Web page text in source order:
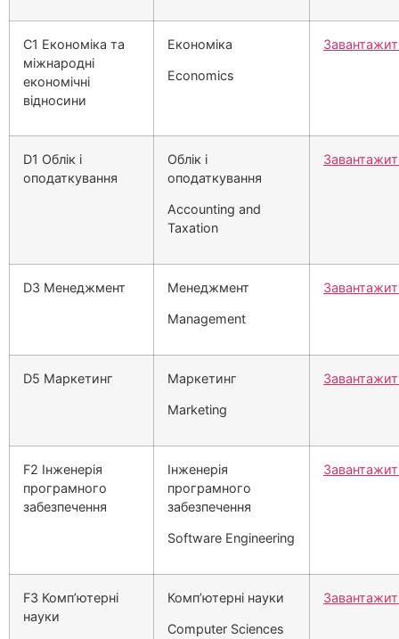
C1 Економіка та
міжнародні
економічні
відносини
Економіка
Economics
D1 Облік і
оподаткування
Облік і
оподаткування
Accounting and
Taxation
D3 Менеджмент Менеджмент
Management
D5 Маркетинг Маркетинг
Marketing
F2 Інженерія
програмного
забезпечення
Інженерія
програмного
забезпечення
Software Engineering
F3 Комп’ютерні
науки
Комп’ютерні науки
Computer Sciences